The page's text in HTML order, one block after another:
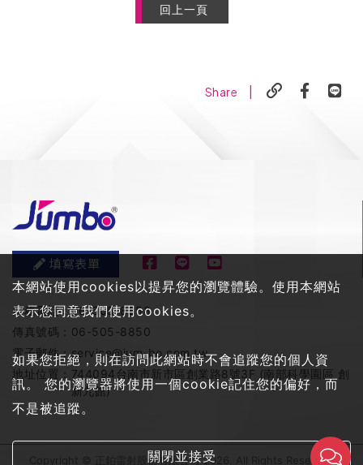
回上一頁
Share
填寫表單
服務電話：06-505-8858
傳真號碼： 06-505-8850
電子郵件：service@jum-bo.com.tw
地址位置： 744094台南市新市區創業路8號3F (南部科學園區 創
新九館)
Copyright © 正鉑雷射股份有限公司 2026. All Rights Reserved
本網站使用cookies以提昇您的瀏覽體驗。使用本網站
表示您同意我們使用cookies。
如果您拒絕，則在訪問此網站時不會追蹤您的個人資
訊。 您的瀏覽器將使用一個cookie記住您的偏好，而
不是被追蹤。
關閉並接受